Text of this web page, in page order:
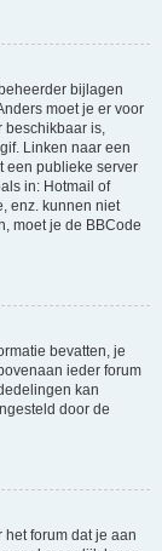
bijlagen
moet je er voor
beschikbaar is,
Linken naar een
een publieke server
in: Hotmail of
enz. kunnen niet
moet je de BBCode
bevatten, je
ieder forum
kan
door de
forum dat je aan